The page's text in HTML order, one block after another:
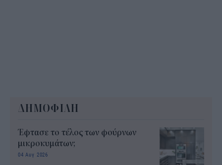
ΔΗΜΟΦΙΛΗ
Έφτασε το τέλος των φούρνων
μικροκυμάτων;
04 Αυγ 2026